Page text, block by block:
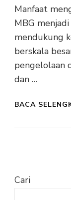
Manfaat
MBG
mendukung
berskala
pengelolaan
dan …
BACA
Cari